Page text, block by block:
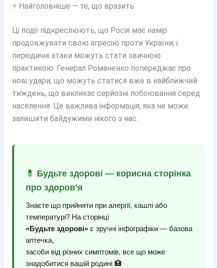
⚡ Найголовніше — те, що вразить
Ці події підкреслюють, що Росія має намір
продовжувати свою агресію проти України, і
періодичні атаки можуть стати звичною
практикою. Генерал Романенко попереджає про
нові удари, що можуть статися вже в найближчий
тиждень, що викликає серйозні побоювання серед
населення. Це важлива інформація, яка не може
залишити байдужими нікого з нас.
💊 Будьте здорові — корисна сторінка
про здоров’я
Знаєте що прийняти при алергії, кашлі або
температурі? На сторінці
«Будьте здорові»є зручні інфографіки — базова
аптечка,
засоби від різних симптомів, все що може
знадобитися вашій родині 🏥